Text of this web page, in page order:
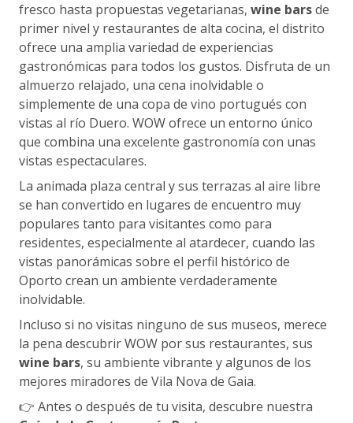
fresco hasta propuestas vegetarianas, wine barsde
primer nivel y restaurantes de alta cocina, el distrito
ofrece una amplia variedad de experiencias
gastronómicas para todos los gustos. Disfruta de un
almuerzo relajado, una cena inolvidable o
simplemente de una copa de vino portugués con
vistas al río Duero. WOW ofrece un entorno único
que combina una excelente gastronomía con unas
vistas espectaculares.
La animada plaza central y sus terrazas al aire libre
se han convertido en lugares de encuentro muy
populares tanto para visitantes como para
residentes, especialmente al atardecer, cuando las
vistas panorámicas sobre el perfil histórico de
Oporto crean un ambiente verdaderamente
inolvidable.
Incluso si no visitas ninguno de sus museos, merece
la pena descubrir WOW por sus restaurantes, sus
wine bars, su ambiente vibrante y algunos de los
mejores miradores de Vila Nova de Gaia.
👉 Antes o después de tu visita, descubre nuestra